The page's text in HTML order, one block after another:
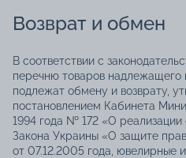
Возврат и обмен
В соответствии с
перечню товаров надлежащего
подлежат обмену и возврату,
постановлением Кабинета
1994 года № 172 «О реализации
Закона Украины «О защите
от 07.12.2005 года, ювелирные